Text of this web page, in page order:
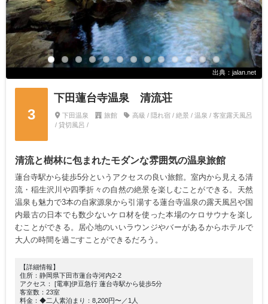
出典：jalan.net
3
下田蓮台寺温泉 清流荘
下田温泉 旅館
高級 / 隠れ宿 / 絶景 / 温泉 / 客室露天風呂
/ 貸切風呂 /
清流と樹林に包まれたモダンな雰囲気の温泉旅館
蓮台寺駅から徒歩5分というアクセスの良い旅館。室内から見える清
流・稲生沢川や四季折々の自然の絶景を楽しむことができる。天然
温泉も魅力で3本の自家源泉から引湯する蓮台寺温泉の露天風呂や国
内最古の日本でも数少ないケロ材を使った本場のケロサウナを楽し
むことができる。居心地のいいラウンジやバーがあるからホテルで
大人の時間を過ごすことができるだろう。
【詳細情報】
住所：静岡県下田市蓮台寺河内2-2
アクセス： [電車]伊豆急行 蓮台寺駅から徒歩5分
客室数：23室
料金：◆二人素泊まり：8,200円〜／1人